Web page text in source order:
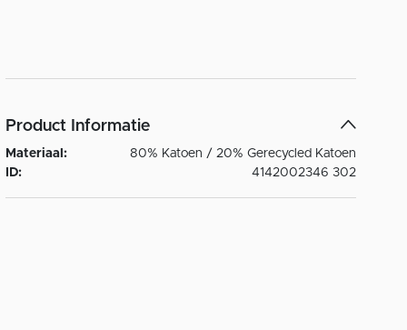
Product Informatie
Materiaal:
80% Katoen / 20% Gerecycled Katoen
ID:
4142002346 302